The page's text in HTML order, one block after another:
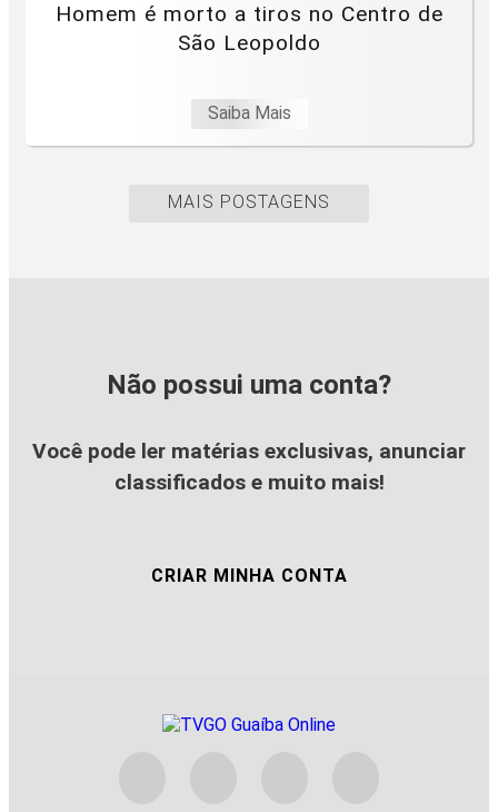
Homem é morto a tiros no Centro de
São Leopoldo
Saiba Mais
MAIS POSTAGENS
Não possui uma conta?
Você pode ler matérias exclusivas, anunciar
classificados e muito mais!
CRIAR MINHA CONTA